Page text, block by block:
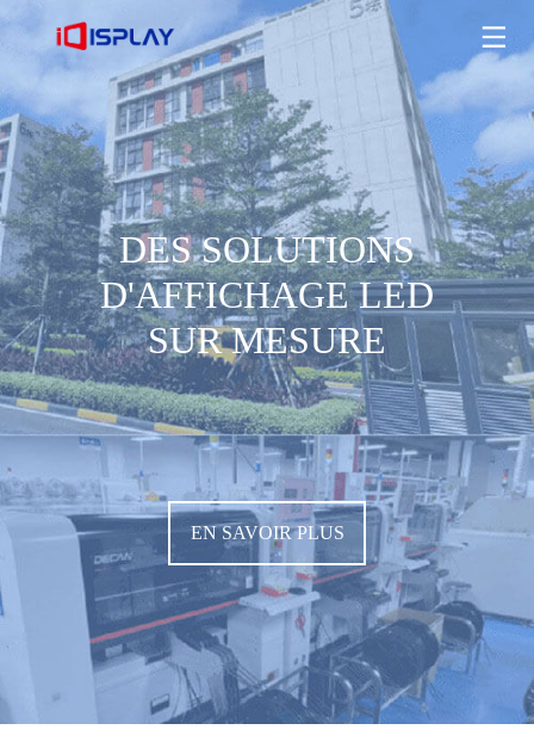
DES SOLUTIONS
D'AFFICHAGE LED
SUR MESURE
EN SAVOIR PLUS
DES SOLUTIONS D'AFFICHAGE LED SUR MESURE
EN SAVOIR PLUS